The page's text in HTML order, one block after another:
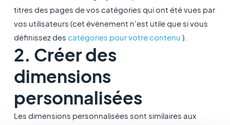
titres des pages de vos catégories qui ont été vues par
vos utilisateurs (cet événement n'est utile que si vous
définissez des catégories pour votre contenu ).
2. Créer des
dimensions
personnalisées
Les dimensions personnalisées sont similaires aux